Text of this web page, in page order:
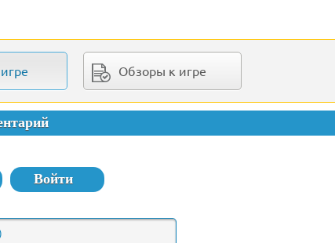
Обзоры к игре
Войти